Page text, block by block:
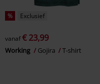
% Exclusief
vanaf€ 23,99
Working Gojira T-shirt